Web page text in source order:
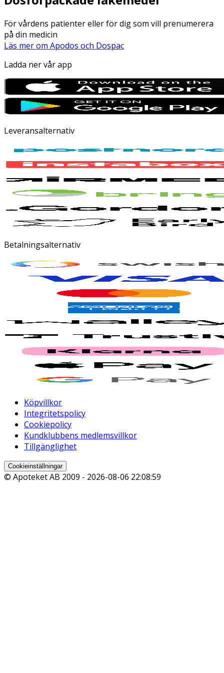
För vårdens patienter eller för dig som vill prenumerera
på din medicin
Läs mer om Apodos och Dospac
Ladda ner vår app
Leveransalternativ
Betalningsalternativ
Köpvillkor
Integritetspolicy
Cookiepolicy
Kundklubbens medlemsvillkor
Tillgänglighet
Cookieinställningar
© Apoteket AB 2009 - 2026-08-06 22:08:59